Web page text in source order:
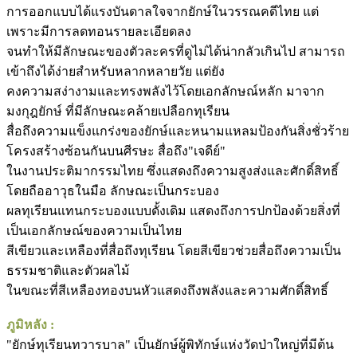
การออกแบบได้แรงบันดาลใจจากยักษ์ในวรรณคดีไทย แต่
เพราะมีการลดทอนรายละเอียดลง
จนทำให้มีลักษณะของตัวละครที่ดูไม่ได้น่ากลัวเกินไป สามารถ
เข้าถึงได้ง่ายสำหรับหลากหลายวัย แต่ยัง
คงความสง่างามและทรงพลังไว้โดยเอกลักษณ์หลัก มาจาก
มงกุฎยักษ์ ที่มีลักษณะคล้ายเปลือกทุเรียน
สื่อถึงความแข็งแกร่งของยักษ์และหนามแหลมป้องกันสิ่งชั่วร้าย
โครงสร้างซ้อนกันบนศีรษะ สื่อถึง"เจดีย์"
ในงานประติมากรรมไทย ซึ่งแสดงถึงความสูงส่งและศักดิ์สิทธิ์
โดยถืออาวุธในมือ ลักษณะเป็นกระบอง
ผลทุเรียนแทนกระบองแบบดั้งเดิม แสดงถึงการปกป้องด้วยสิ่งที่
เป็นเอกลักษณ์ของความเป็นไทย
สีเขียวและเหลืองที่สื่อถึงทุเรียน โดยสีเขียวช่วยสื่อถึงความเป็น
ธรรมชาติและตัวผลไม้
ในขณะที่สีเหลืองทองบนหัวแสดงถึงพลังและความศักดิ์สิทธิ์
ภูมิหลัง :
"ยักษ์ทุเรียนทวารบาล" เป็นยักษ์ผู้พิทักษ์แห่งวัดป่าใหญ่ที่มีต้น